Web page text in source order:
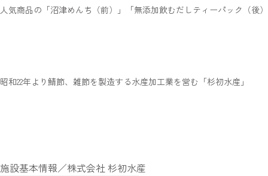
人気商品の「沼津めんち（前）」「無添加飲むだしティーパック（後）
昭和22年より鯖節、雑節を製造する水産加工業を営む「杉初水産」
施設基本情報／株式会社 杉初水産